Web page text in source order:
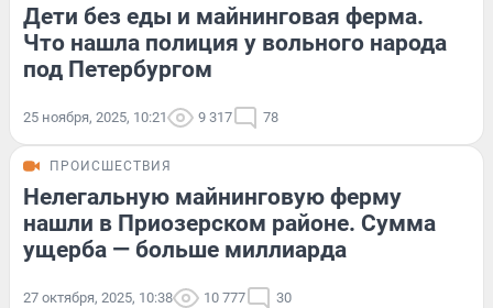
Дети без еды и майнинговая ферма.
Что нашла полиция у вольного народа
под Петербургом
25 ноября, 2025, 10:21 9 317 78
ПРОИСШЕСТВИЯ
Нелегальную майнинговую ферму
нашли в Приозерском районе. Сумма
ущерба — больше миллиарда
27 октября, 2025, 10:38 10 777 30